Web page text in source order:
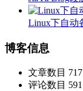
Linux下自动
博客信息
文章数目 717
评论数目 591